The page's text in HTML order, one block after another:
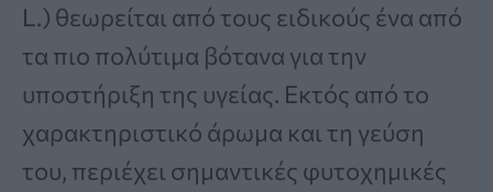
L.) θεωρείται από τους ειδικούς ένα από
τα πιο πολύτιμα βότανα για την
υποστήριξη της υγείας. Εκτός από το
χαρακτηριστικό άρωμα και τη γεύση
του, περιέχει σημαντικές φυτοχημικές